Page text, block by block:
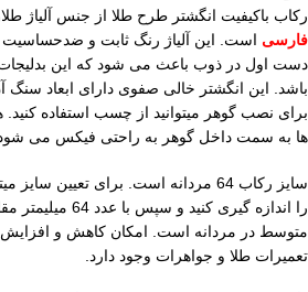
رکاب باکیفیت انگشتر طرح طلا از جنس آلیاژ
فارسی است. این آلیاژ رنگ ثابت و ضدحساسیت
دست اول در ذوب باعث می شود که این بدلیجات
برای نصب گوهر میتوانید از چسب استفاده
ها به سمت داخل گوهر به راحتی فیکس می شود.
سایز رکاب 64 مردانه است. برای تعیین
را اندازه گیری
متوسط در مردانه است. امکان کاهش و افزایش
تعمیرات طلا و جواهرات وجود دارد.